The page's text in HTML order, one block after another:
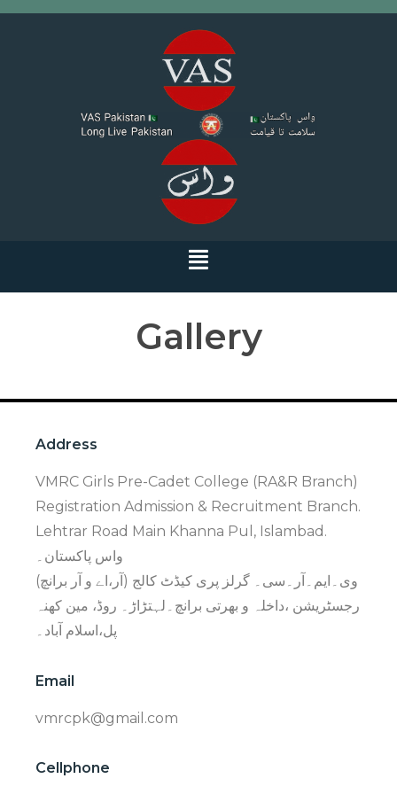
Gallery
Address
VMRC Girls Pre-Cadet College (RA&R Branch)
Registration Admission & Recruitment Branch.
Lehtrar Road Main Khanna Pul, Islambad.
واس پاکستان۔
وی۔ایم۔آر۔سی۔ گرلز پری کیڈٹ کالج (آر،اے و آر برانچ)
رجسٹریشن ،داخلہ و بھرتی برانچ۔لہتڑاڑ۔ روڈ، مین کھنہ
پل،اسلام آباد۔
Email
vmrcpk@gmail.com
Cellphone